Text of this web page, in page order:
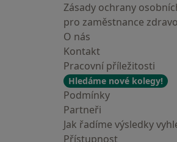
Zásady ochrany
pro zaměstnance
O nás
Kontakt
Pracovní příležitosti
Hledáme nové kolegy!
Podmínky
Partneři
Jak řadíme výsledky
Přístupnost